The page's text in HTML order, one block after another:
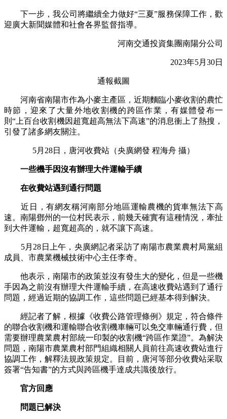
下一步，我公司將繼續全力做好“三夏”服務保障工作，歡
迎廣大新聞媒體和社會各界監督指導。
河南交通投資集團南陽分公司
2023年5月30日
通報截圖
河南省南陽市作為小麥主產區，近期麵臨小麥收割的農忙
時節，迎來了大量外地收割機的跨區作業，有媒體發布一
則“上百台收割機因超寬超高無法下高速”的消息衝上了熱搜，
引發了諸多網友關注。
5月28日，唐河收費站（央廣網發 程海舟 攝）
一些機手因沒有辦理大件運輸手續
在收費站遇到通行問題
近日，有網友稱河南部分地區運輸農機的貨車無法下高
速。南陽鄧州的一位村民表示，前幾天確實有這種情況，牽扯
到大件運輸，超寬超高的，就不讓下高速。
5月28日上午，央廣網記者采訪了南陽市農業農村局黨組
成員、市農業機械技術中心主任李奇。
他表示，南陽市的政策並沒有發生大的變化，但是一些機
手因為之前沒有辦理大件運輸手續，在高速收費站遇到了通行
問題，經過近期的協調工作，這些問題已經基本得到解決。
經記者了解，根據《收費公路管理條例》規定，符合條件
的聯合收割機和運輸聯合收割機車輛可以免交車輛通行費，但
需要辦理農業農村部統一印製的收割機“跨區作業證”。為解決
問題，南陽市農業農村部門組織相關人員前往高速收費站進行
協調工作，解釋法規政策規定。目前，唐河等部分收費站采取
簽署“告知書”的方式與跨區機手達成共識後放行。
官方回應
問題已解決